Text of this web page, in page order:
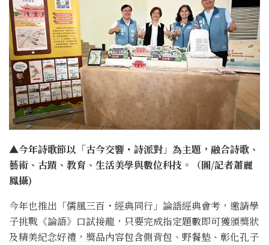
▲今年詩歌節以「古今交響・詩派對」為主題，融合詩歌、
藝術、古蹟、教育、生活美學與數位科技。（圖/記者蕭麗
鳳攝)
今年也推出「儒風三百・經典同行」論語經典會考，邀請學
子挑戰《論語》口試接龍，只要完成指定題數即可獲頒獎狀
及精美紀念好禮，獎品內容包含側背包、野餐墊、彰化孔子